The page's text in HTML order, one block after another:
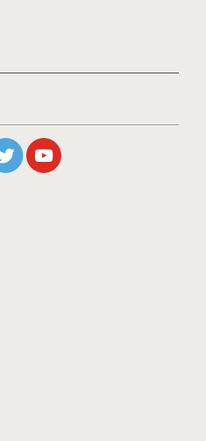
Noisette (instagram)
Noisette (Linkedin)
Christophe Noisette (X |
L’Aire de Rien (You